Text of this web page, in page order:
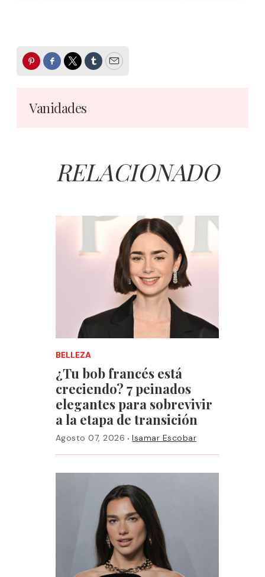
Pinterest
Facebook
TwitterTumblrEmail
Vanidades
RELACIONADO
BELLEZA
¿Tu bob francés está
creciendo? 7 peinados
elegantes para sobrevivir
a la etapa de transición
Agosto 07, 2026 ·Isamar Escobar